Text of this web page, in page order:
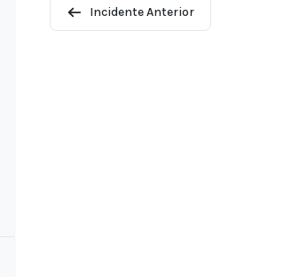
Incidente Anterior